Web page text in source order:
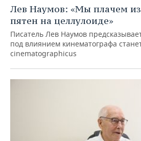
Лев Наумов: «Мы плачем
пятен на целлулоиде»
Писатель Лев Наумов
под влиянием кинематографа
cinematographicus